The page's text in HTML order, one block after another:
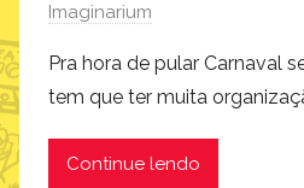
o
Imaginarium
Pra hora de pular Carnaval
tem que ter muita
Continue lendo